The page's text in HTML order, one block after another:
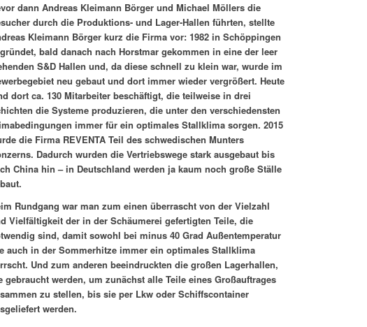
dann Andreas Kleimann Börger und Michael Möllers die
durch die Produktions- und Lager-Hallen führten, stellte
Kleimann Börger kurz die Firma vor: 1982 in Schöppingen
bald danach nach Horstmar gekommen in eine der leer
S&D Hallen und, da diese schnell zu klein war, wurde im
neu gebaut und dort immer wieder vergrößert. Heute
dort ca. 130 Mitarbeiter beschäftigt, die teilweise in drei
die Systeme produzieren, die unter den verschiedensten
immer für ein optimales Stallklima sorgen. 2015
die Firma REVENTA Teil des schwedischen Munters
Dadurch wurden die Vertriebswege stark ausgebaut bis
China hin – in Deutschland werden ja kaum noch große Ställe
Rundgang war man zum einen überrascht von der Vielzahl
Vielfältigkeit der in der Schäumerei gefertigten Teile, die
sind, damit sowohl bei minus 40 Grad Außentemperatur
auch in der Sommerhitze immer ein optimales Stallklima
Und zum anderen beeindruckten die großen Lagerhallen,
gebraucht werden, um zunächst alle Teile eines Großauftrages
zu stellen, bis sie per Lkw oder Schiffscontainer
werden.